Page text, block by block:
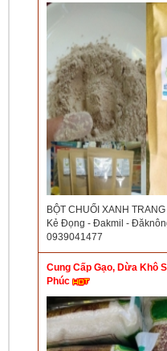
BỘT CHUỐI XANH
Kẻ Đọng - Đakmil -
0939041477
Cung Cấp Gạo, Dừa Khô
Phúc